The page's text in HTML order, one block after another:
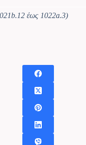
έως 1022a.3)